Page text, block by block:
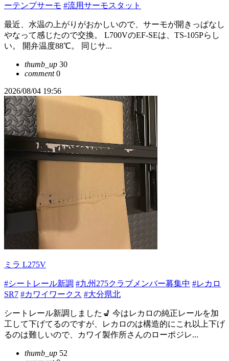
ーテンプサーモ #流用サーモスタット
最近、水温の上がりがおかしいので、サーモが開きっぱなし
やなって感じたので交換。 L700VのEF-SEは、TS-105Pらし
い。 開弁温度88℃。 同じサ...
thumb_up 30
comment0
2026/08/04 19:56
ミラ L275V
#シートレール新調 #九州275クラブメンバー募集中 #レカロ
SR7 #カワイワークス #大分県北
シートレール新調しました💺 今はレカロの純正レールを加
工して下げてるのですが、レカロのは構造的にこれ以上下げ
るのは難しいので、カワイ製作所さんのローポジレ...
thumb_up 52